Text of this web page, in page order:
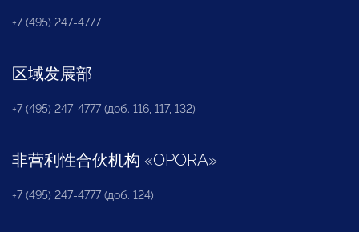
+7 (495) 247-4777
区域发展部
+7 (495) 247-4777 (доб. 116, 117, 132)
非营利性合伙机构 «OPORA»
+7 (495) 247-4777 (доб. 124)